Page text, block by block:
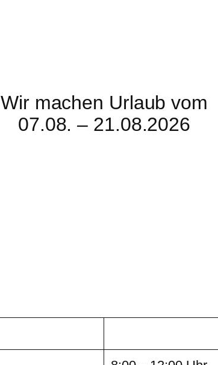
Wir machen Urlaub vom
07.08. – 21.08.2026